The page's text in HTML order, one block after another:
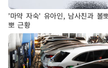
'마약 자숙' 유아인, 남사친과 볼
뽀 근황